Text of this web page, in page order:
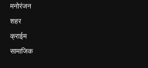
मनोरंजन
शहर
क्राईम
सामाजिक